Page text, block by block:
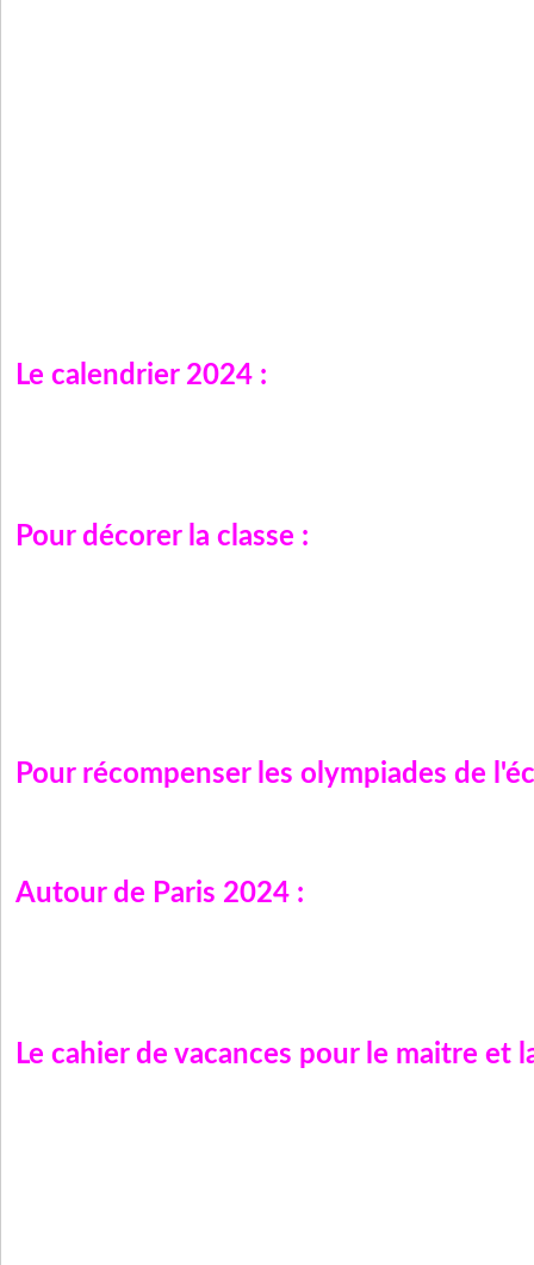
Le calendrier 2024 :
Pour décorer la classe :
Pour récompenser les olympiades de
Autour de Paris 2024 :
Le cahier de vacances pour le maitre et